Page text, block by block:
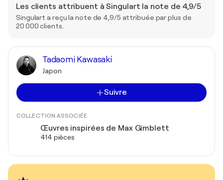
Les clients attribuent à Singulart la note de 4,9/5
Singulart a reçu la note de 4,9/5 attribuée par plus de
20 000 clients.
Tadaomi Kawasaki
Japon
Suivre
COLLECTION ASSOCIÉE
Œuvres inspirées de Max Gimblett
414 pièces